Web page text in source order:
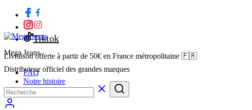
Tiktok
Livraison offerte à partir de 50€ en France métropolitaine 🇫🇷
FAQ
Notre histoire
Mega Jeans
Distributeur officiel des grandes marques